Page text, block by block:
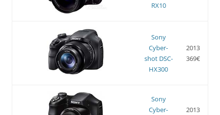
RX10
Sony
Cyber-
shot DSC-
HX300
2013
369€
Sony
Cyber-
2013